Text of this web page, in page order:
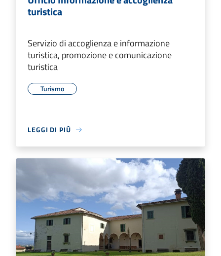
turistica
Servizio di accoglienza e informazione
turistica, promozione e comunicazione
turistica
Turismo
LEGGI DI PIÙ